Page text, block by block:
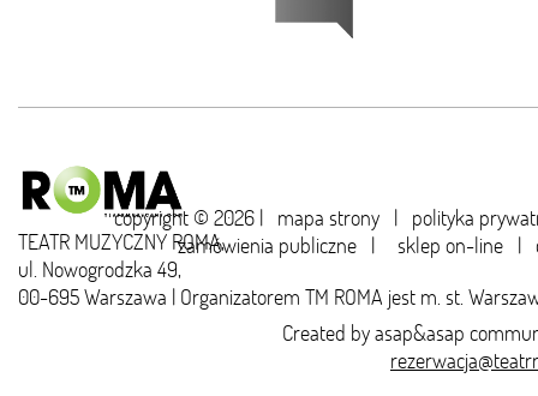
copyright © 2026 | mapa strony | polityka
zamówienia publiczne | sklep on-line |
TEATR MUZYCZNY ROMA,
ul. Nowogrodzka 49,
00-695 Warszawa | Organizatorem TM ROMA jest m. st.
Created byasap&asap